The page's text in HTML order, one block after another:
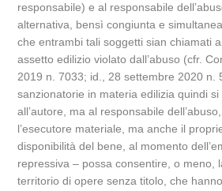
responsabile) e al responsabile
alternativa, bensì congiunta e
che entrambi tali soggetti sian chiamati
assetto edilizio violato dall’abuso (cfr.
2019 n. 7033; id., 28 settembre 2020 n.
sanzionatorie in materia edilizia quindi
all’autore, ma al responsabile
l’esecutore materiale, ma anche il
disponibilità del bene, al momento
repressiva – possa consentire, o meno,
territorio di opere senza titolo, che